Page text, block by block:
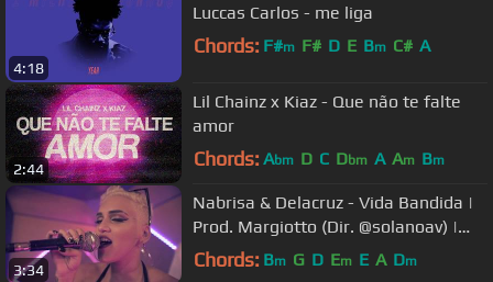
4:18
Luccas Carlos - me liga
Chords: F#m F# D E Bm C# A
2:44
Lil Chainz x Kiaz - Que não te falte
amor
Chords: Abm D C Dbm A Am Bm
3:34
Nabrisa & Delacruz - Vida Bandida |
Prod. Margiotto (Dir. @solanoav) |
CRIASOM
Chords: Bm G D Em E A Dm